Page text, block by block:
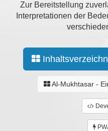
Zur Bereitstellung
Interpretationen der
Al-Mukhtasar - Eine